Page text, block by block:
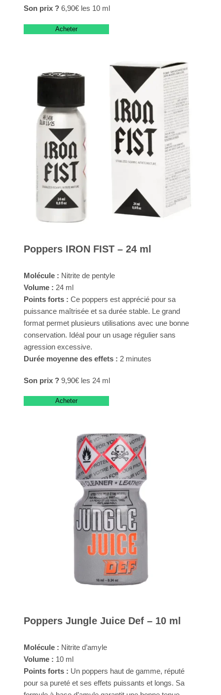
Son prix ? 6,90€ les 10 ml
Acheter
Poppers IRON FIST – 24 ml
Molécule : Nitrite de pentyle
Volume : 24 ml
Points forts : Ce poppers est apprécié pour sa
puissance maîtrisée et sa durée stable. Le grand
format permet plusieurs utilisations avec une bonne
conservation. Idéal pour un usage régulier sans
agression excessive.
Durée moyenne des effets : 2 minutes
Son prix ? 9,90€ les 24 ml
Acheter
Poppers Jungle Juice Def – 10 ml
Molécule : Nitrite d’amyle
Volume : 10 ml
Points forts : Un poppers haut de gamme, réputé
pour sa pureté et ses effets puissants et longs. Sa
Appliquer les filtres